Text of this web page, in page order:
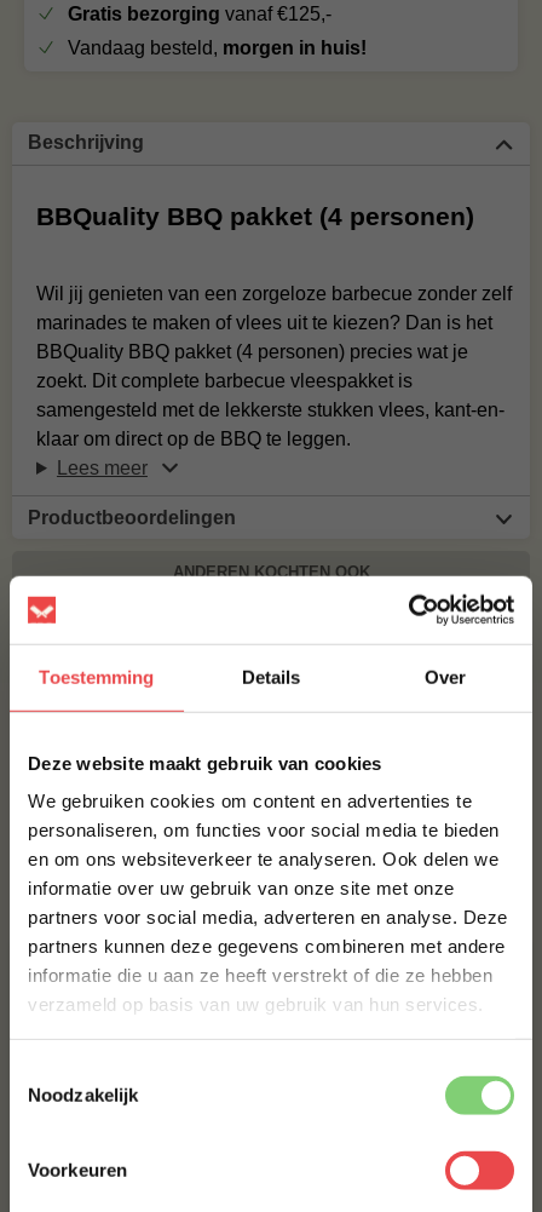
Toestemming Details Over
Deze website maakt gebruik van cookies
We gebruiken cookies om content en advertenties te
personaliseren, om functies voor social media te bieden
en om ons websiteverkeer te analyseren. Ook delen we
informatie over uw gebruik van onze site met onze
partners voor social media, adverteren en analyse. Deze
partners kunnen deze gegevens combineren met andere
informatie die u aan ze heeft verstrekt of die ze hebben
verzameld op basis van uw gebruik van hun services.
Noodzakelijk
Voorkeuren
Gratis bezorging vanaf €125,-
Vandaag besteld, morgen in huis!
Beschrijving
BBQuality BBQ pakket (4 personen)
Wil jij genieten van een zorgeloze barbecue zonder zelf
marinades te maken of vlees uit te kiezen? Dan is het
BBQuality BBQ pakket (4 personen) precies wat je
zoekt. Dit complete barbecue vleespakket is
samengesteld met de lekkerste stukken vlees, kant-en-
klaar om direct op de BBQ te leggen.
Lees meer
Productbeoordelingen
ANDEREN KOCHTEN OOK
BBQUALITY BBQ PAKKET (2 PERSONEN)
€ 30,-
JALAPEÑO CHEDDAR WORST HOME MADE
TEXAS STYLE
€ 8,99
10% korting op je
eerste bestelling*
Schrijf je in voor onze nieuwsbrief en ontvang direct
10% korting op jouw eerste bestelling.
VOORNAAM
ACHTERNAAM